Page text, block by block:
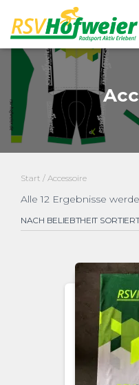
Start / Accessoire
Alle 12 Ergebnisse